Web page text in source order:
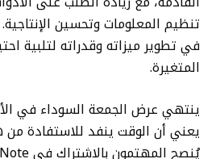
في تطوير ميزاته وقدراته لتلبية
المتغيرة.
ينتهي عرض الجمعة السوداء في
يعني أن الوقت ينفد للاستفادة من